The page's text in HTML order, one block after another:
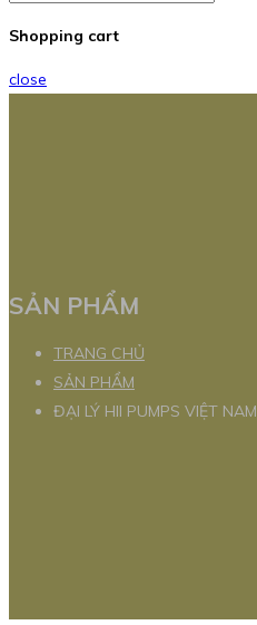
Shopping cart
close
SẢN PHẨM
TRANG CHỦ
SẢN PHẨM
ĐẠI LÝ HII PUMPS VIỆT NAM